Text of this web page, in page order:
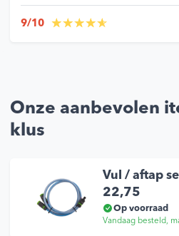
9/10
Onze aanbevolen
klus
Vul / aftap
22,75
Op voorraad
Vandaag besteld,